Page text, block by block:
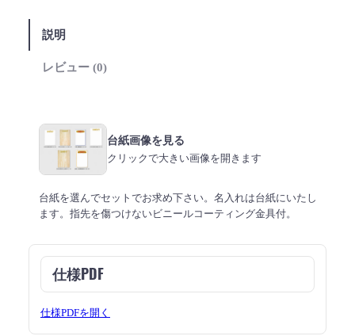
説明
レビュー (0)
台紙画像を見る
クリックで大きい画像を開きます
台紙を選んでセットでお求め下さい。名入れは台紙にいたし
ます。指先を傷つけないビニールコーティング金具付。
仕様PDF
仕様PDFを開く